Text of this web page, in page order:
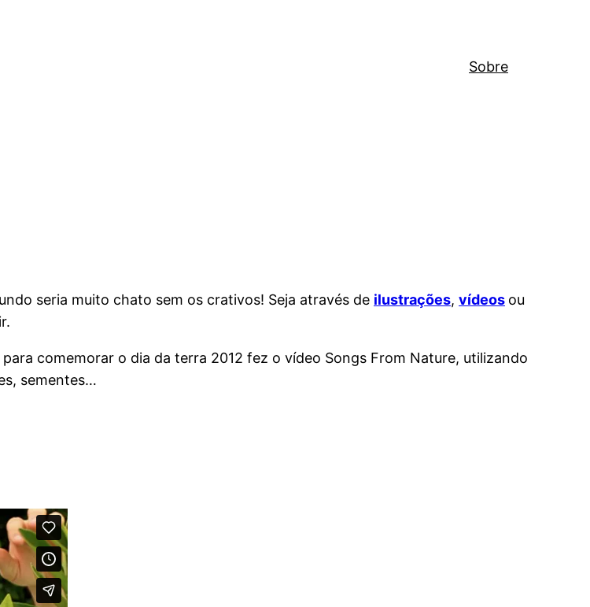
Sobre
seria muito chato sem os crativos! Seja através de ilustrações, vídeos ou
comemorar o dia da terra 2012 fez o vídeo Songs From Nature, utilizando
sementes…